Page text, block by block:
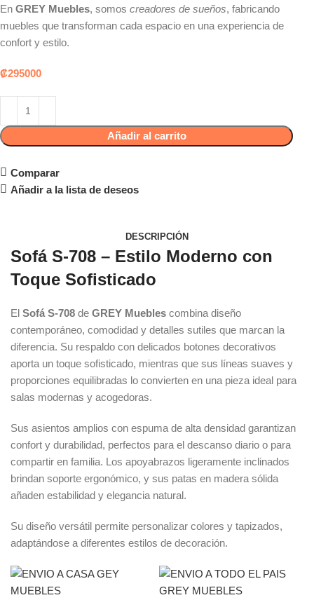
EnGREY Muebles, somoscreadores de sueños, fabricando
muebles que transforman cada espacio en una experiencia de
confort y estilo.
₡295000
Añadir al carrito
Comparar
Añadir a la lista de deseos
DESCRIPCIÓN
Sofá S-708 – Estilo Moderno con
Toque Sofisticado
El Sofá S-708 de GREY Muebles combina diseño
contemporáneo, comodidad y detalles sutiles que marcan la
diferencia. Su respaldo con delicados botones decorativos
aporta un toque sofisticado, mientras que sus líneas suaves y
proporciones equilibradas lo convierten en una pieza ideal para
salas modernas y acogedoras.
Sus asientos amplios con espuma de alta densidad garantizan
confort y durabilidad, perfectos para el descanso diario o para
compartir en familia. Los apoyabrazos ligeramente inclinados
brindan soporte ergonómico, y sus patas en madera sólida
añaden estabilidad y elegancia natural.
Su diseño versátil permite personalizar colores y tapizados,
adaptándose a diferentes estilos de decoración.